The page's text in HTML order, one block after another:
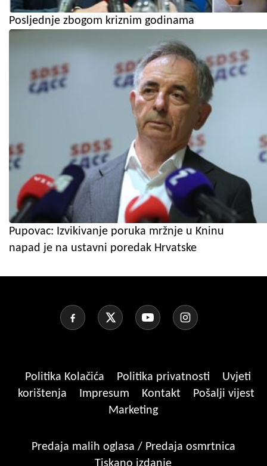
Posljednje zbogom kriznim godinama
Pupovac: Izvikivanje poruka mržnje u Kninu
napad je na ustavni poredak Hrvatske
Politika Kolačića Politika privatnosti
Uvjeti
korištenja
Impresum Kontakt
Pošalji vijest
Marketing
Predaja malih oglasa / Predaja osmrtnica